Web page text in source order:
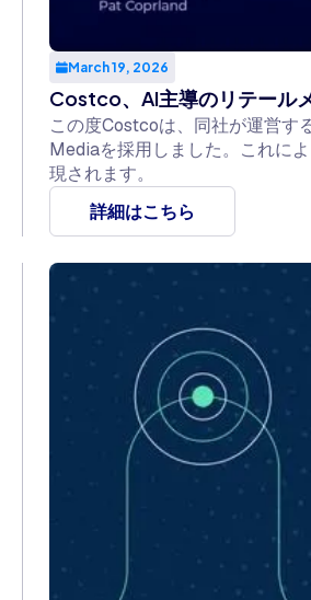
March 19, 2026
Costco、AI主導のリテール
この度Costcoは、同社が運営
Mediaを採用しました。これに
現されます。
詳細はこちら